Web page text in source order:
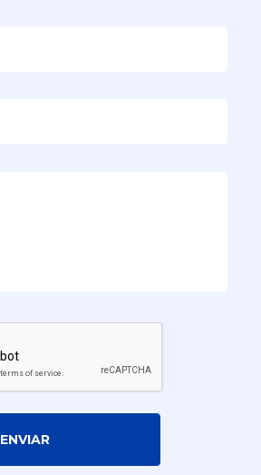
ENVIAR